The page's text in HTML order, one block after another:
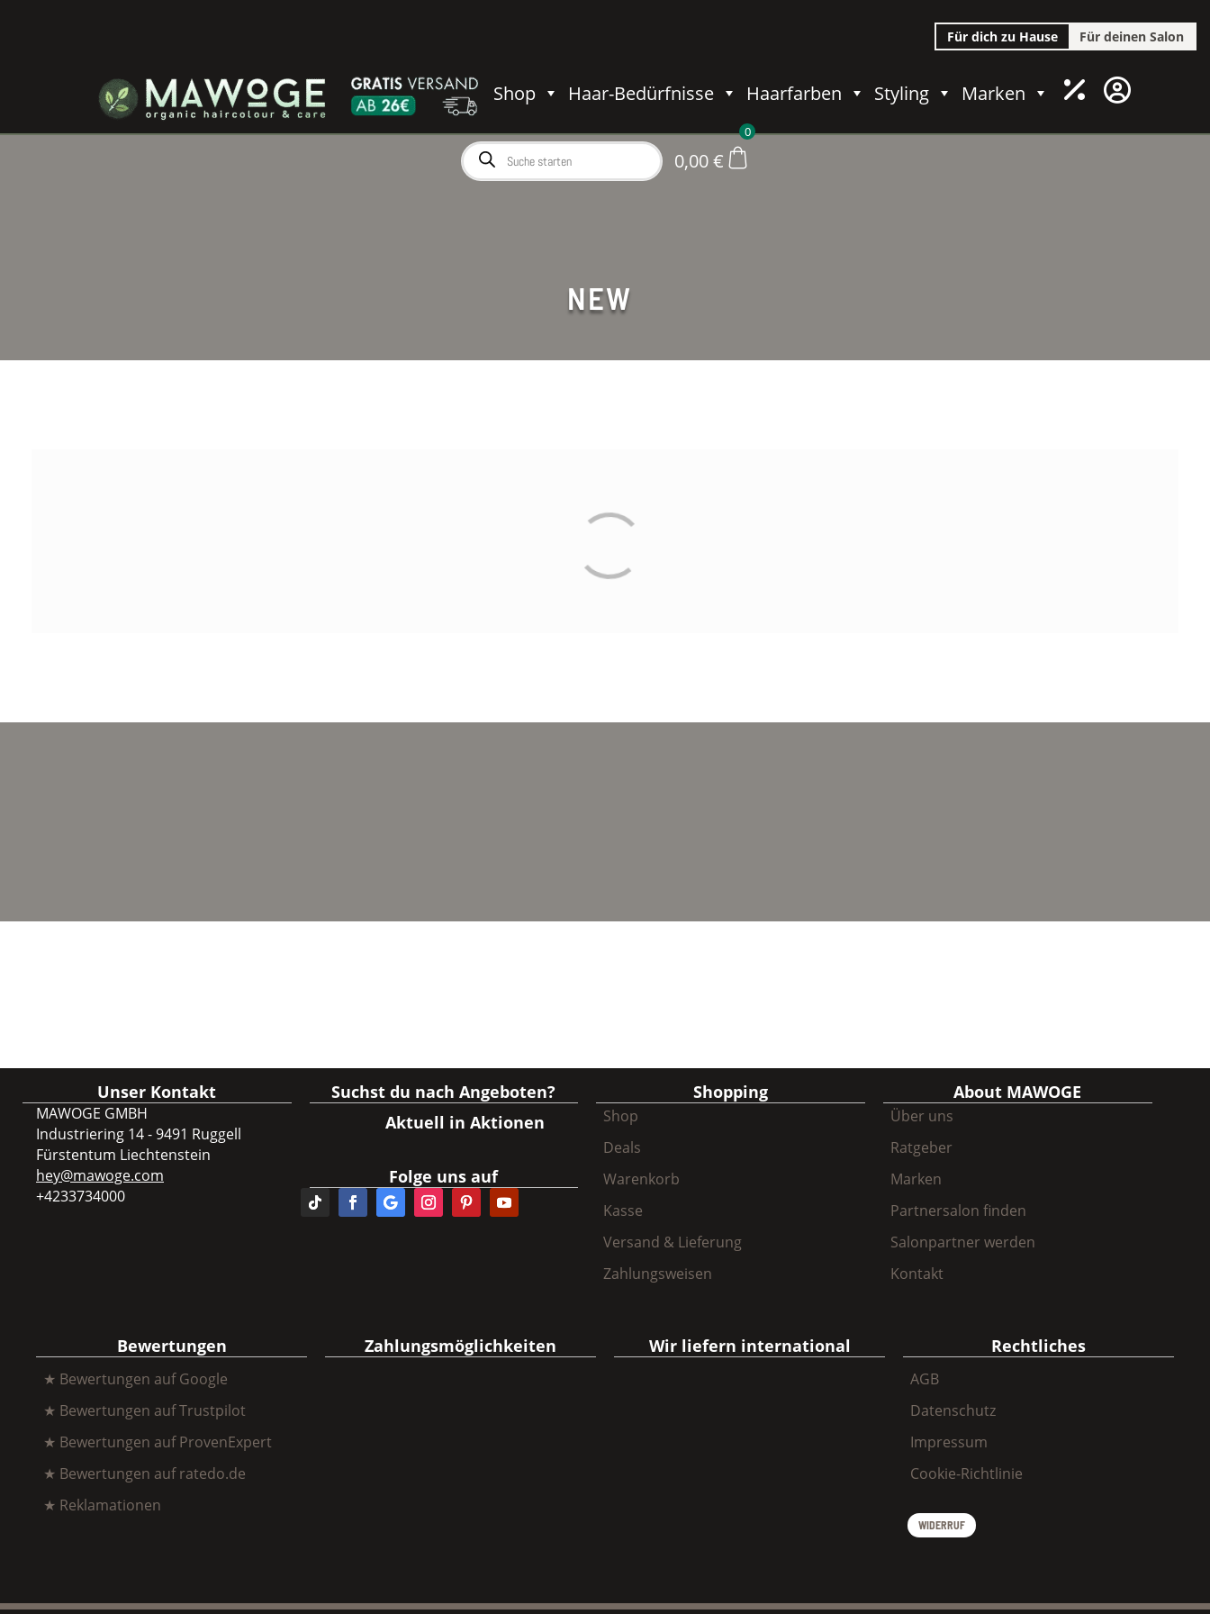
Für dich zu Hause Für deinen Salon
Shop Haar-Bedürfnisse Haarfarben Styling Marken
Products
search 0,00€
0
NEW
Unser Kontakt
MAWOGE GMBH
Industriering 14 - 9491 Ruggell
Fürstentum Liechtenstein
hey@mawoge.com
+4233734000
Suchst du nach Angeboten?
Aktuell in Aktionen
Folge uns auf
Shopping
Shop
Deals
Warenkorb
Kasse
Versand & Lieferung
Zahlungsweisen
About MAWOGE
Über uns
Ratgeber
Marken
Partnersalon finden
Salonpartner werden
Kontakt
Bewertungen
★ Bewertungen auf Google
★ Bewertungen auf Trustpilot
★ Bewertungen auf ProvenExpert
★ Bewertungen auf ratedo.de
★ Reklamationen
Zahlungsmöglichkeiten Wir liefern international Rechtliches
AGB
Datenschutz
Impressum
Cookie-Richtlinie
WIDERRUF